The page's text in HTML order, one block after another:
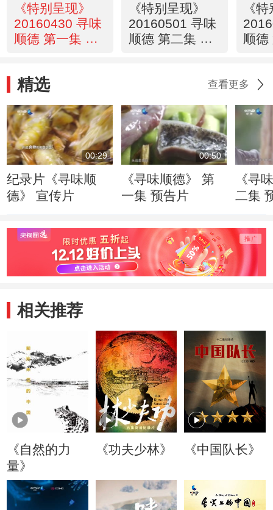
《特别呈现》
20160430 寻味
顺德 第一集 乡
《特别呈现》
20160501 寻味
顺德 第二集 匠
《
顺德
精选 查看更多
00:29
纪录片《寻味顺
德》 宣传片
00:50
《寻味顺德》 第
一集 预告片
《寻
二集
相关推荐
《自然的力
量》
《功夫少林》 《中国队长》